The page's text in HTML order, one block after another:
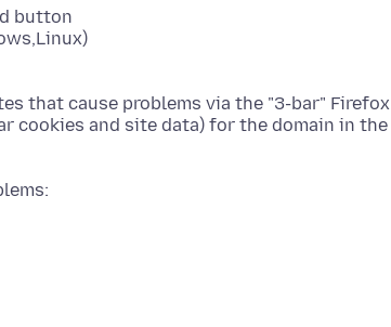
button
that cause problems via the "3-bar" Firefox
cookies and site data) for the domain in the